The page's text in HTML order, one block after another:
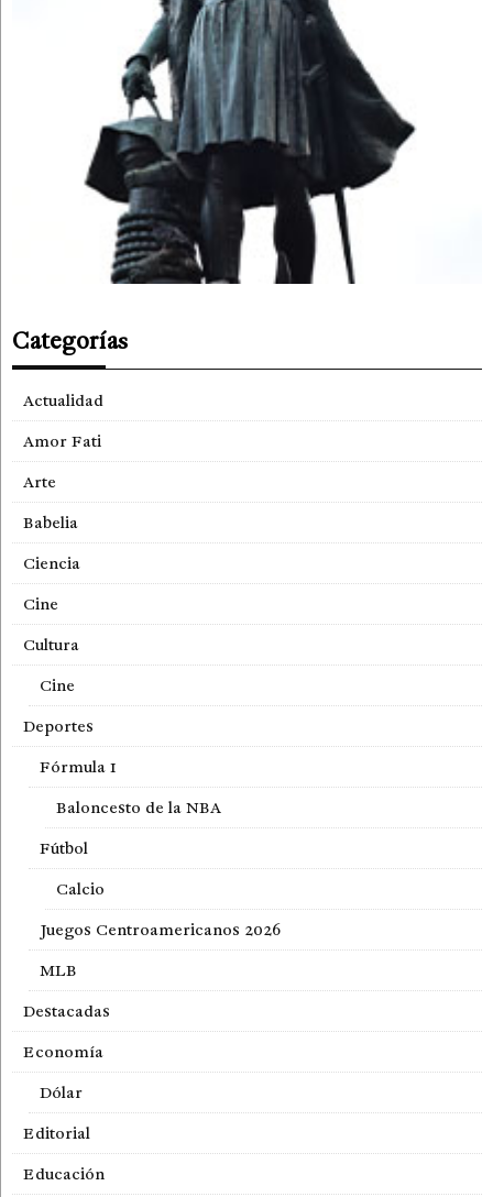
Categorías
Actualidad
Amor Fati
Arte
Babelia
Ciencia
Cine
Cultura
Cine
Deportes
Fórmula 1
Baloncesto de la NBA
Fútbol
Calcio
Juegos Centroamericanos 2026
MLB
Destacadas
Economía
Dólar
Editorial
Educación